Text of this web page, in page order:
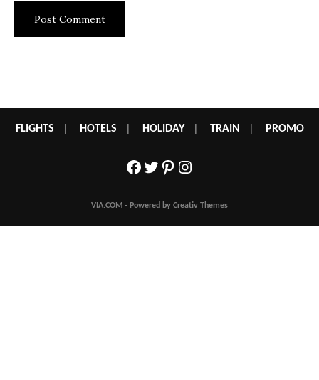
FLIGHTS HOTELS HOLIDAY| TRAIN PROMO
Facebook
Twitter
Pinterest
Instagram
VIA.COM - Powered by Creativ Themes